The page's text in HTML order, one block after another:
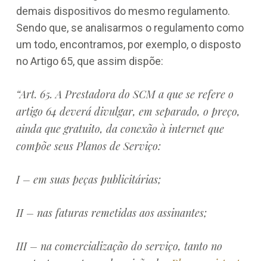
demais dispositivos do mesmo regulamento.
Sendo que, se analisarmos o regulamento como
um todo, encontramos, por exemplo, o disposto
no Artigo 65, que assim dispõe:
“Art. 65. A Prestadora do SCM a que se refere o
artigo 64 deverá divulgar, em separado, o preço,
ainda que gratuito, da conexão à internet que
compõe seus Planos de Serviço:
I – em suas peças publicitárias;
II – nas faturas remetidas aos assinantes;
III – na comercialização do serviço, tanto no